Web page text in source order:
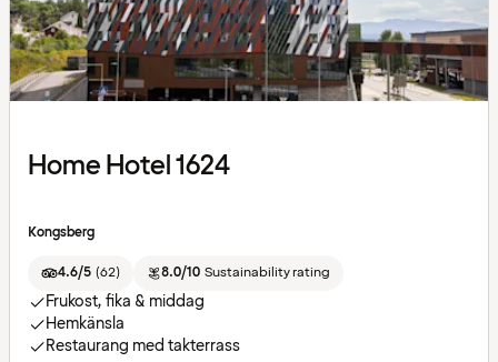
Home Hotel 1624
Kongsberg
4.6/5 (62) 8.0/10 Sustainability rating
Frukost, fika & middag
Hemkänsla
Restaurang med takterrass